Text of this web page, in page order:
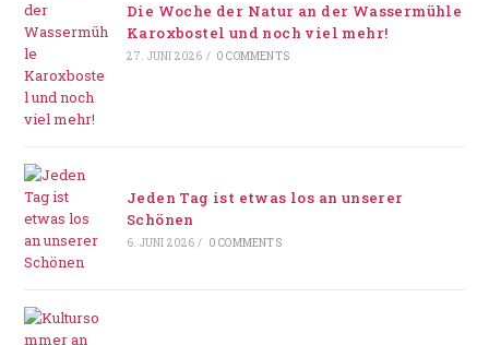
Die Woche der Natur an der Wassermühle
Karoxbostel und noch viel mehr!
27. JUNI 2026 / 0 COMMENTS
Jeden Tag ist etwas los an unserer
Schönen
6. JUNI 2026 / 0 COMMENTS